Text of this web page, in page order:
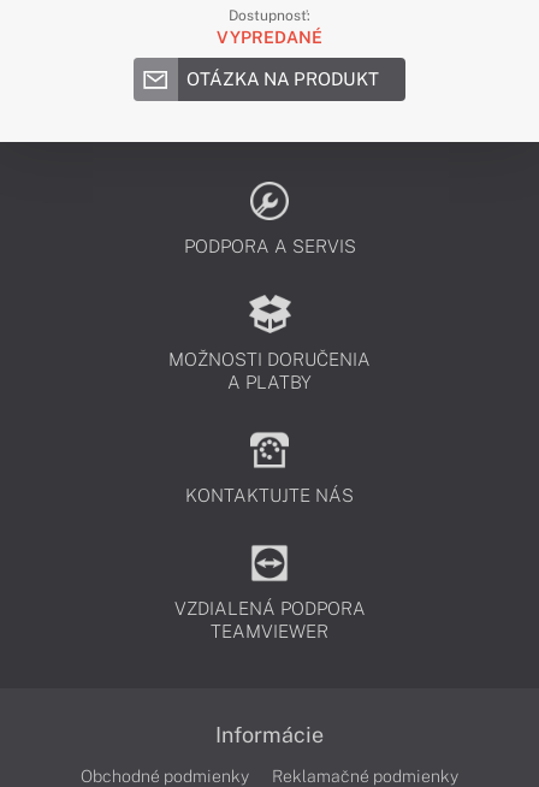
Dostupnosť:
VYPREDANÉ
OTÁZKA NA PRODUKT
PODPORA A SERVIS
MOŽNOSTI DORUČENIA
A PLATBY
KONTAKTUJTE NÁS
VZDIALENÁ PODPORA
TEAMVIEWER
Informácie
Obchodné podmienky
Reklamačné podmienky